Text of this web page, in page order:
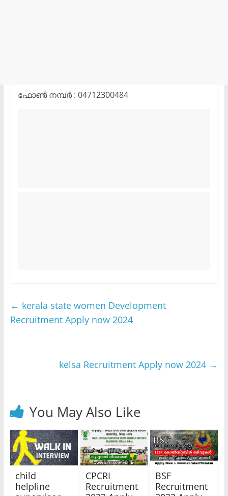
ഫോൺ നമ്പർ : 04712300484
← kerala state women Development
Recruitment Apply now 2024
kelsa Recruitment Apply now 2024 →
You May Also Like
child
helpline
CPCRI
Recruitment
BSF
Recruitment